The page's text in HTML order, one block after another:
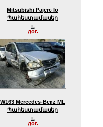
Mitsubishi Pajero Io
Պահեստամասեր
г.
дог.
W163 Mercedes-Benz ML
Պահեստամասեր
г.
дог.